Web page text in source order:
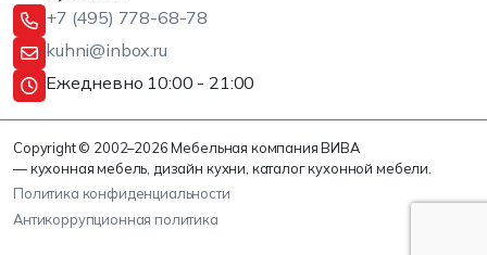
+7 (495) 778-68-78
kuhni@inbox.ru
Ежедневно 10:00 - 21:00
Copyright © 2002–2026 Мебельная компания ВИВА
— кухонная мебель, дизайн кухни, каталог кухонной мебели.
Политика конфиденциальности
Антикоррупционная политика